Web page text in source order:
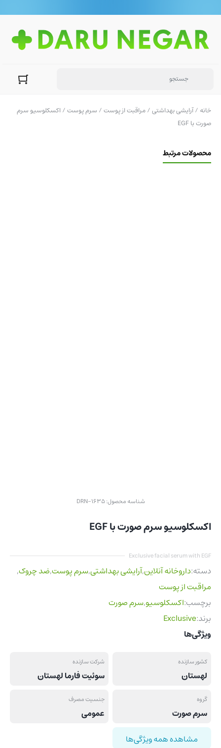
خانه /آرایشی بهداشتی/مراقبت از پوست/ سرم پوست/ اکسکلوسیو سرم
صورت با EGF
محصولات مرتبط
شناسه محصول:DRN-1635
اکسکلوسیو سرم صورت با EGF
Exclusive facial serum with EGF
دسته:داروخانه آنلاین,آرایشی بهداشتی,سرم پوست,ضد چروک,
مراقبت از پوست
برچسب:اکسکلوسیو,سرم صورت
برند:Exclusive
ویژگی‌ها
کشور سازنده
لهستان
شرکت سازنده
سوئیت فارما لهستان
گروه
سرم صورت
جنسیت مصرف
عمومی
مشاهده همه ویژگی‌ها